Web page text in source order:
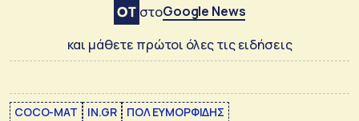
στοGoogle News
και μάθετε πρώτοι όλες τις ειδήσεις
COCO-MAT IN.GR ΠΟΛ ΕΥΜΟΡΦΙΔΗΣ